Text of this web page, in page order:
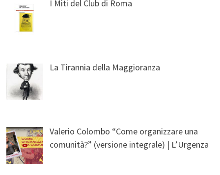
I Miti del Club di Roma
La Tirannia della Maggioranza
Valerio Colombo “Come organizzare una
comunità?” (versione integrale) | L’Urgenza